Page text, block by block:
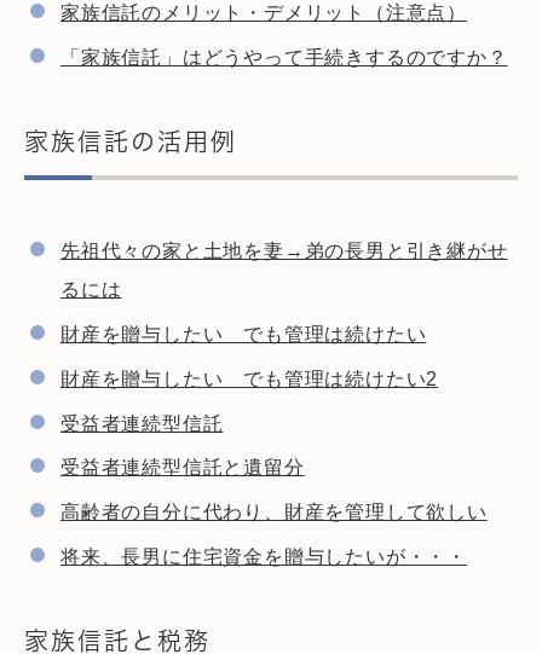
家族信託のメリット・デメリット（注意点）
「家族信託」はどうやって手続きするのですか？
家族信託の活用例
先祖代々の家と土地を妻→弟の長男と引き継がせ
るには
財産を贈与したい でも管理は続けたい
財産を贈与したい でも管理は続けたい2
受益者連続型信託
受益者連続型信託と遺留分
高齢者の自分に代わり、財産を管理して欲しい
将来、長男に住宅資金を贈与したいが・・・
家族信託と税務